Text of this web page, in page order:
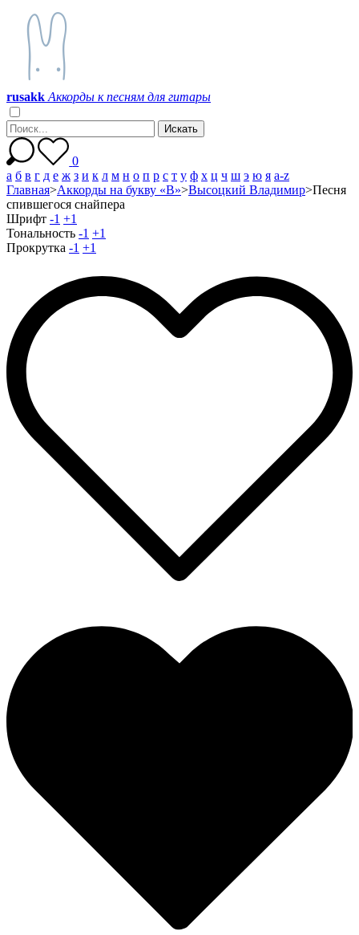
rusakk Аккорды к песням для гитары
0
а б в г д е ж з и к л м н о п р с т у ф х ц ч ш э ю я a-z
Главная>Аккорды на букву «В»>Высоцкий Владимир>Песня
спившегося снайпера
Шрифт -1 +1
Тональность -1 +1
Прокрутка -1 +1